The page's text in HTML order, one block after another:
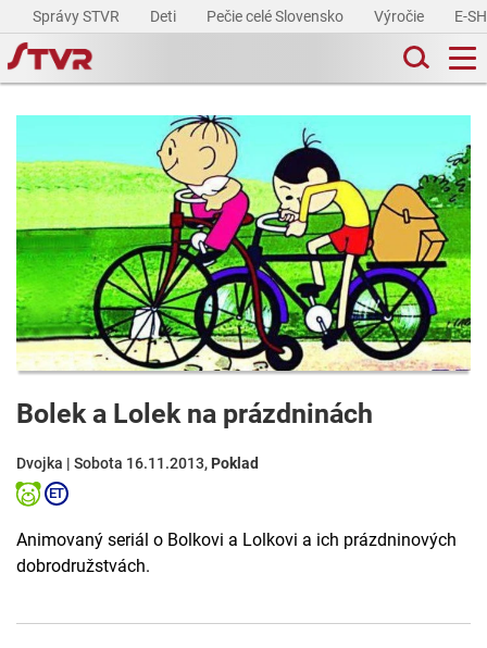
Správy STVR Deti Pečie celé Slovensko Výročie E-
Bolek a Lolek na prázdninách
Dvojka | Sobota 16.11.2013, Poklad
Animovaný seriál o Bolkovi a Lolkovi a ich prázdninových
dobrodružstvách.